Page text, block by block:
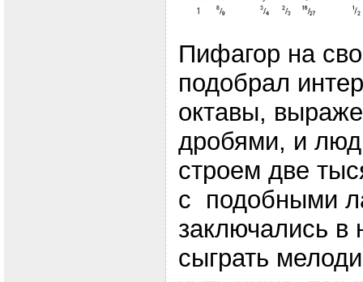
Пифагор на
подобрал
октавы,
дробями, и
строем две
с подобными
заключались в
сыграть